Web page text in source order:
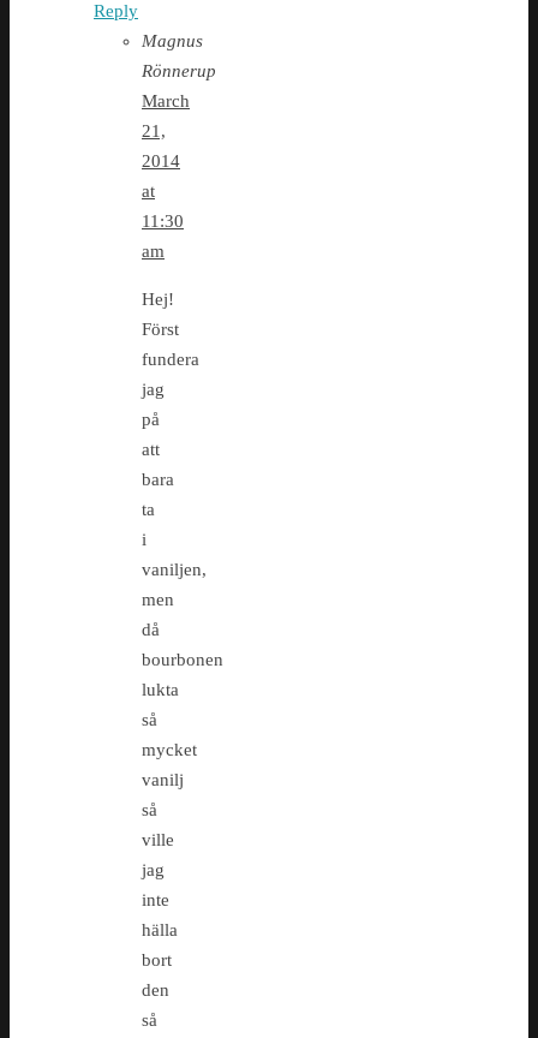
Reply
Magnus
Rönnerup
March
21,
2014
at
11:30
am
Hej!
Först
fundera
jag
på
att
bara
ta
i
vaniljen,
men
då
bourbonen
lukta
så
mycket
vanilj
så
ville
jag
inte
hälla
bort
den
så